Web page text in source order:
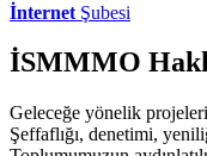
İnternet Şubesi
İSMMMO
Geleceğe yönelik
Şeffaflığı, denetimi,